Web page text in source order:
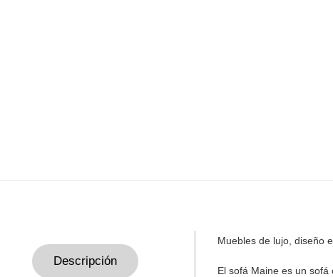
Descripción
Muebles de lujo, diseño
El sofá Maine es un